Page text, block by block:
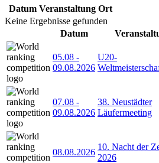
Datum Veranstaltung Ort
Keine Ergebnisse gefunden
Datum
05.08 -
09.08.2026
U20-
07.08 -
09.08.2026
38. Neustädter
Läufermeeting
08.08.2026
10. Nacht der
2026